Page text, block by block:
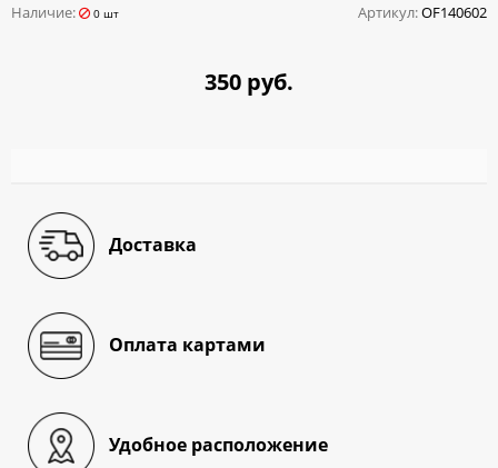
Наличие: 0 шт Артикул:OF140602
350 руб.
Доставка
Оплата картами
Удобное расположение